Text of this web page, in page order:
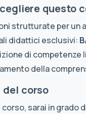
questo
strutturate per un
didattici esclusivi:
di competenze
della
corso
sarai in grado